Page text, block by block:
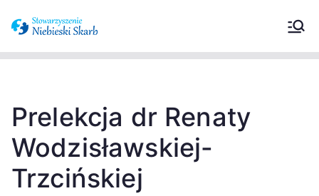
Stowarzyszeni
Skarb –
Zaburzenia ze
Wspieramy osoby z zaburzeniami ze
spektrum autyzmu oraz ich
Prelekcja dr Renaty
Wodzisławskiej-
Trzcińskiej